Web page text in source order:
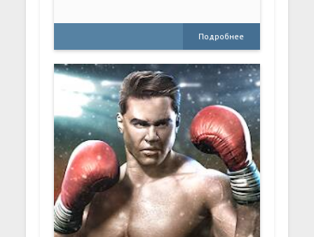
Подробнее